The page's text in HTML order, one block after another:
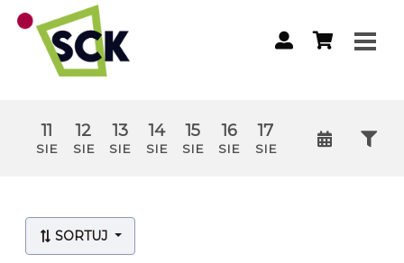
11
SIE
12
SIE
13
SIE
14
SIE
15
SIE
16
SIE
17
SIE
Lista wydarzeń:
SORTUJ